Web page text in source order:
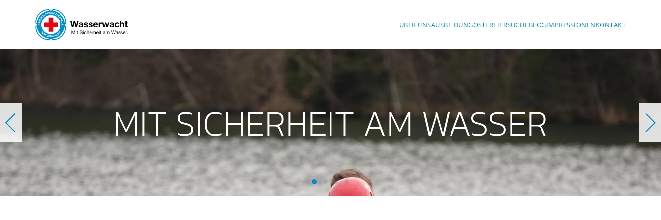
Skip to main content ÜBER UNSAUSBILDUNGOSTEREIERSUCHEBLOGIMPRESSIONENKONTAKT
MIT SICHERHEIT AM WASSER
Mit Sicherheit am Wasser
Mit Freude am Helfen
Mit Spaß beim Sport
Wasserwacht Moosach-Steinsee